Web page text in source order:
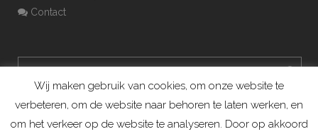
Contact
Wij maken gebruik van cookies, om onze website te
verbeteren, om de website naar behoren te laten werken, en
om het verkeer op de website te analyseren. Door op akkoord